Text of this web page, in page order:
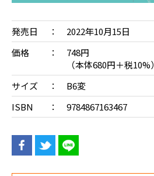
発売日
2022年10月15日
価格
748円
（本体680円＋税10%）
サイズ
B6変
ISBN
9784867163467